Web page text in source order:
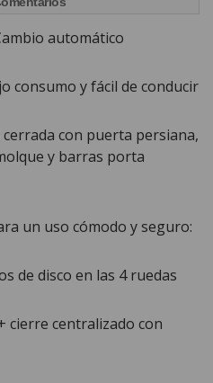
automático
consumo y fácil de conducir
cerrada con puerta persiana,
y barras porta
un uso cómodo y seguro:
de disco en las 4 ruedas
cierre centralizado con